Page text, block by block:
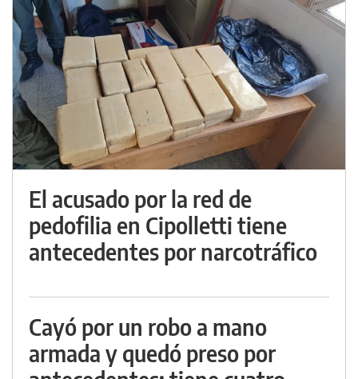
El acusado por la red de
pedofilia en Cipolletti tiene
antecedentes por narcotráfico
Cayó por un robo a mano
armada y quedó preso por